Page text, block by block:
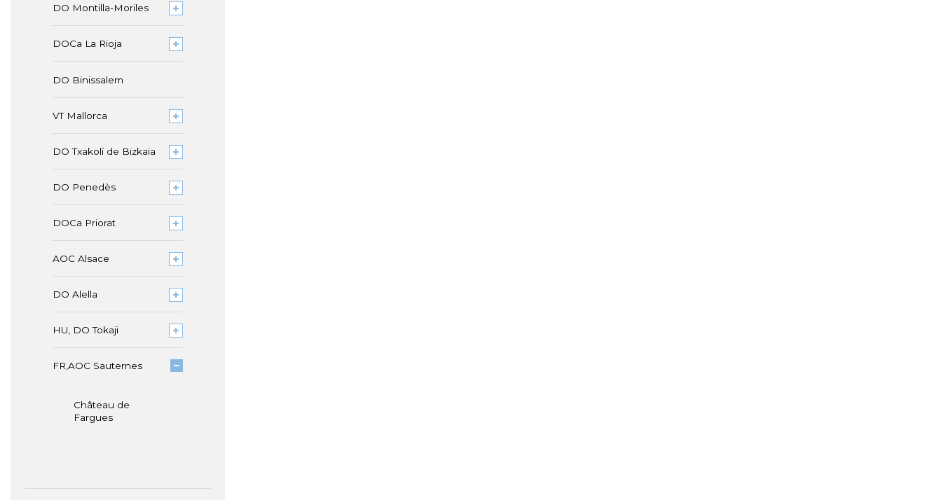
DO Montilla-Moriles
DOCa La Rioja
DO Binissalem
VT Mallorca
DO Txakolí de Bizkaia
DO Penedès
DOCa Priorat
AOC Alsace
DO Alella
HU, DO Tokaji
FR,AOC Sauternes
Château de
Fargues